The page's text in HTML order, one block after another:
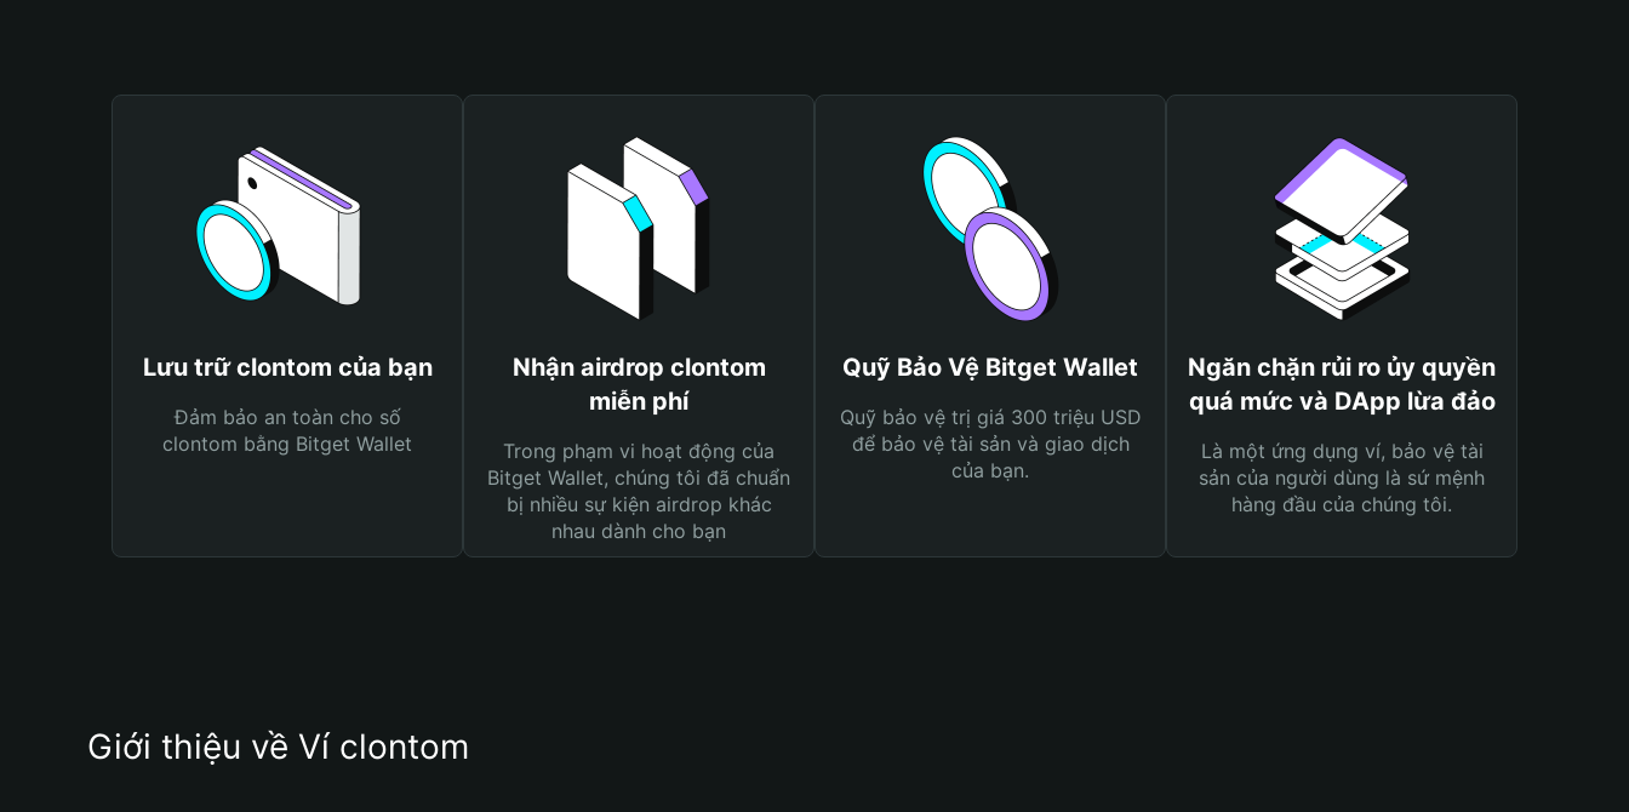
Lưu trữ clontom của bạn
Đảm bảo an toàn cho số
clontom bằng Bitget Wallet
Nhận airdrop clontom
miễn phí
Trong phạm vi hoạt động của
Bitget Wallet, chúng tôi đã chuẩn
bị nhiều sự kiện airdrop khác
nhau dành cho bạn
Quỹ Bảo Vệ Bitget Wallet
Quỹ bảo vệ trị giá 300 triệu USD
để bảo vệ tài sản và giao dịch
của bạn.
Ngăn chặn rủi ro ủy quyền
quá mức và DApp lừa đảo
Là một ứng dụng ví, bảo vệ tài
sản của người dùng là sứ mệnh
hàng đầu của chúng tôi.
Giới thiệu về Ví clontom